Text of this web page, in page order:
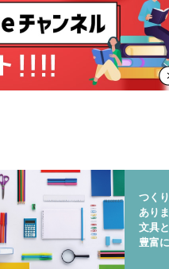
つく
ありま
文具
豊富